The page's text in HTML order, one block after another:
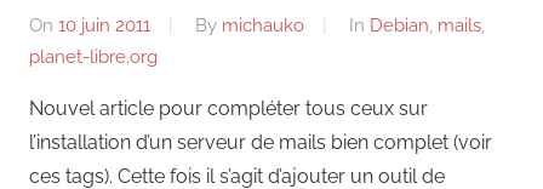
On 10 juin 2011 By michauko In Debian, mails,
planet-libre.org
Nouvel article pour compléter tous ceux sur
l’installation d’un serveur de mails bien complet (voir
ces tags). Cette fois il s’agit d’ajouter un outil de